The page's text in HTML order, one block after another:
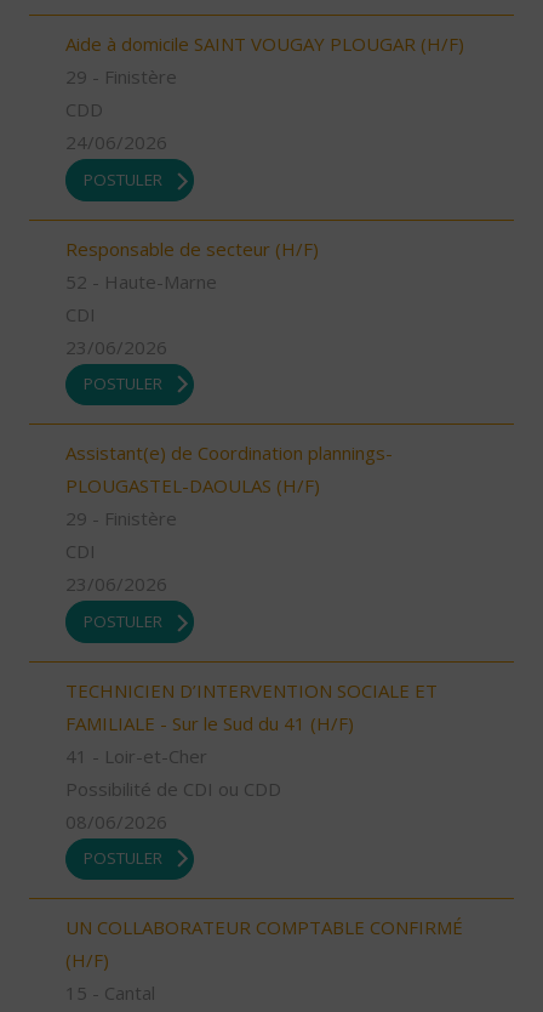
Aide à domicile SAINT VOUGAY PLOUGAR (H/F)
29 - Finistère
CDD
24/06/2026
POSTULER
Responsable de secteur (H/F)
52 - Haute-Marne
CDI
23/06/2026
POSTULER
Assistant(e) de Coordination plannings-
PLOUGASTEL-DAOULAS (H/F)
29 - Finistère
CDI
23/06/2026
POSTULER
TECHNICIEN D’INTERVENTION SOCIALE ET
FAMILIALE - Sur le Sud du 41 (H/F)
41 - Loir-et-Cher
Possibilité de CDI ou CDD
08/06/2026
POSTULER
UN COLLABORATEUR COMPTABLE CONFIRMÉ
(H/F)
15 - Cantal